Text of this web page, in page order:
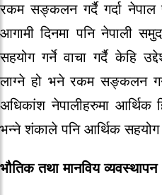
रकम सङ्कलन गर्दै गर्दा नेपाल
आगामी दिनमा पनि नेपाली
सहयोग गर्ने वाचा गर्दै केहि
लाग्ने हो भने रकम सङ्कलन
अधिकांश नेपालीहरुमा आर्थिक
भन्ने शंकाले पनि आर्थिक सहयोग
भौतिक तथा मानविय व्यवस्थापन